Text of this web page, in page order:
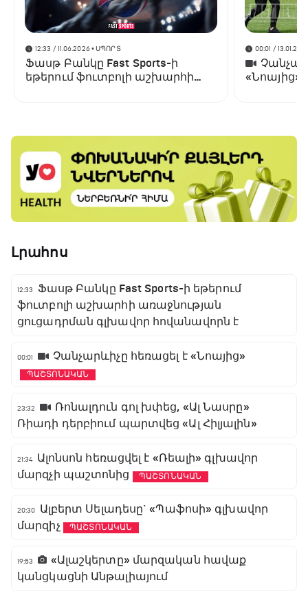
12:33 / 11.06.2026• ՍՊՈՐՏ
Ֆասթ Բանկը Fast Sports-ի
եթերում ֆուտբոլի աշխարհի
00:01 /
«Նոայից»
Լրահոս
12:33
Ֆասթ Բանկը Fast Sports-ի եթերում
ֆուտբոլի աշխարհի առաջնության
ցուցադրման գլխավոր հովանավորն է
00:01 Չանչարևիչը հեռացել է «Նոայից»
ՊԱՇՏՈՆԱԿԱՆ
23:32
Ռոնալդուն գոլ խփեց, «Ալ Նասրը»
Ռիադի դերբիում պարտվեց «Ալ Հիլյալին»
21:34 Ալոնսոն հեռացվել է «Ռեալի» գլխավոր
մարզչի պաշտոնից
ՊԱՇՏՈՆԱԿԱՆ
20:30
Ալբերտ Սելադեսը` «Պաֆոսի» գլխավոր
մարզիչ
ՊԱՇՏՈՆԱԿԱՆ
19:53
«Ալաշկերտը» մարզական հավաք
կանցկացնի Անթալիայում